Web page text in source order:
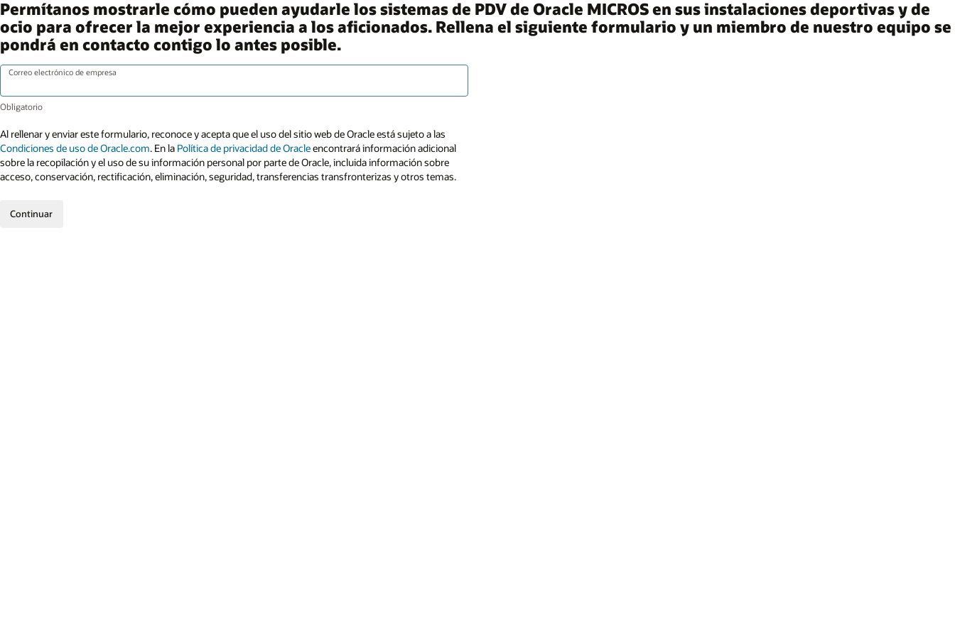
Permítanos mostrarle cómo pueden ayudarle los sistemas de PDV de Oracle MICROS en sus instalaciones deportivas y de
ocio para ofrecer la mejor experiencia a los aficionados. Rellena el siguiente formulario y un miembro de nuestro equipo se
pondrá en contacto contigo lo antes posible.
Correo electrónico de empresa
Al rellenar y enviar este formulario, reconoce y acepta que el uso del sitio web de Oracle está sujeto a las
Condiciones de uso de Oracle.com. En la Política de privacidad de Oracleencontrará información adicional
sobre la recopilación y el uso de su información personal por parte de Oracle, incluida información sobre
acceso, conservación, rectificación, eliminación, seguridad, transferencias transfronterizas y otros temas.
Continuar